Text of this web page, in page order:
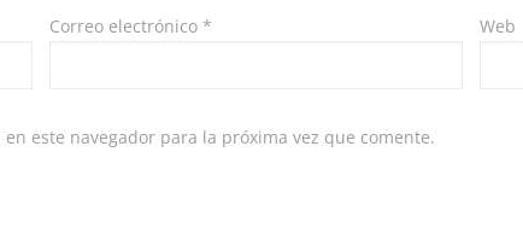
Correo electrónico* Web
este navegador para la próxima vez que comente.